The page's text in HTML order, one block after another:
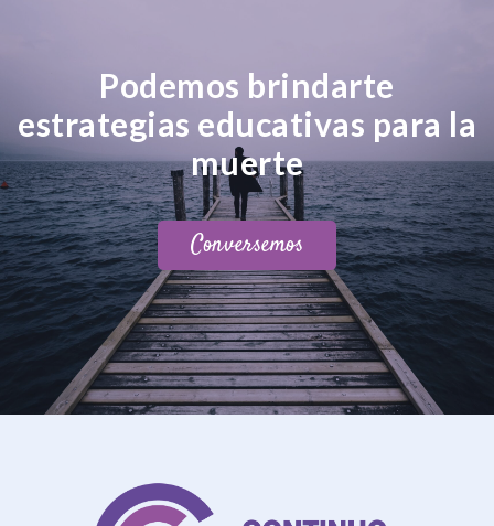
Podemos brindarte
estrategias educativas para la
muerte
Conversemos